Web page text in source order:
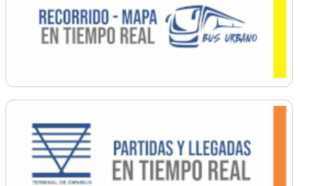
Ordenamiento
Promoción Social
Salud
Secretaría General